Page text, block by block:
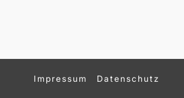
Impressum Datenschutz